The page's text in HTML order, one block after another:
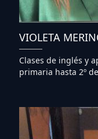
VIOLETA
Clases de inglés y
primaria hasta 2º